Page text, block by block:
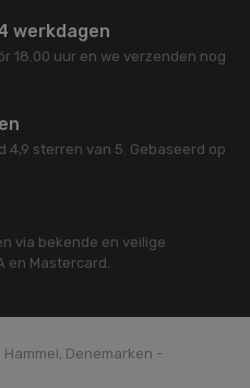
werkdagen
18.00 uur en we verzenden nog
4,9 sterren van 5. Gebaseerd op
via bekende en veilige
en Mastercard.
Denemarken -